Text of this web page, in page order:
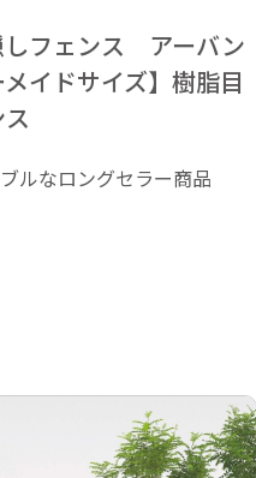
フェンス アーバン
イドサイズ】樹脂目
ルなロングセラー商品